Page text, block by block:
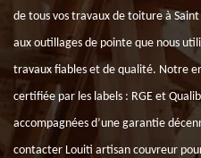
de tous vos travaux de toiture à
aux outillages de pointe que nous
travaux fiables et de qualité. Notre
certifiée par les labels : RGE et
accompagnées d’une garantie
contacter Louiti artisan couvreur